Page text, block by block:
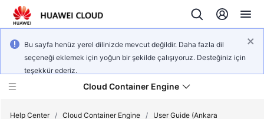
Bu sayfa henüz yerel dilinizde mevcut değildir. Daha fazla dil
seçeneği eklemek için yoğun bir şekilde çalışıyoruz. Desteğiniz için
teşekkür ederiz.
Cloud Container Engine
Help Center / Cloud Container Engine /
User Guide (Ankara